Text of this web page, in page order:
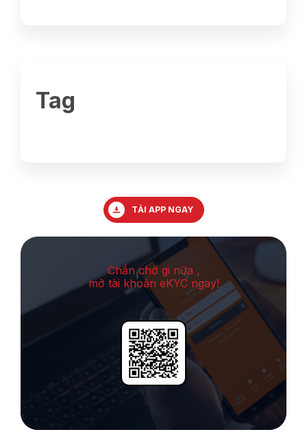
Tag
TẢI APP NGAY
Chần chờ gi nữa ,
mở tài khoản eKYC ngay!